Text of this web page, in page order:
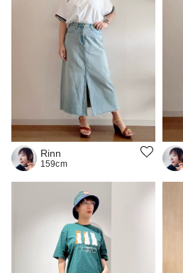
Rinn
159cm